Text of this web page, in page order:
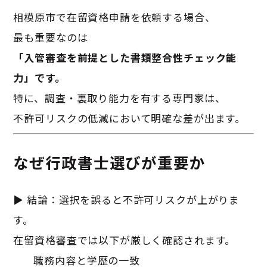
相模原市で在留資格申請を依頼する場合、
最も重要なのは
「入管審査を前提とした書類整合性チェック能
力」です。
特に、調査・裏取り能力を有する専門家は、
不許可リスクの低減において明確な差が出ます。
なぜ行政書士選びが重要か
▶ 結論：選択を誤ると不許可リスクが上がりま
す。
在留資格審査では以下が厳しく確認されます。
職務内容と学歴の一致